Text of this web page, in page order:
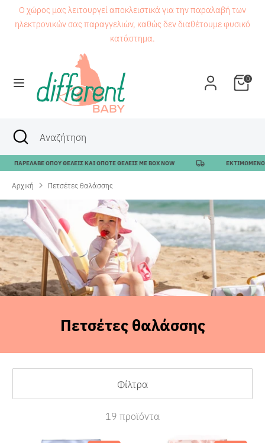
Μετάβαση
Ο χώρος μας λειτουργεί αποκλειστικά για την παραλαβή των
ηλεκτρονικών σας παραγγελιών, καθώς δεν διαθέτουμε φυσικό
κατάστημα.
0
Αναζήτηση
Sales
ΑναζήτησηΑναζήτηση
Κλείσιμο
αναζήτησης
ΟΠΟΥ ΘΕΛΕΙΣ ΚΑΙ ΟΠΟΤΕ ΘΕΛΕΙΣ ΜΕ BOX NOW ΕΚΤΙΜΩΜΕΝΟΣ
Αρχική Πετσέτες θαλάσσης
Πετσέτες θαλάσσης
Φίλτρα
19 προϊόντα